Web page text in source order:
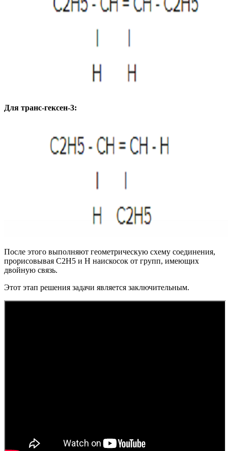
Для транс-гексен-3:
После этого выполняют геометрическую схему соединения,
прорисовывая С2Н5 и Н наискосок от групп, имеющих
двойную связь.
Этот этап решения задачи является заключительным.